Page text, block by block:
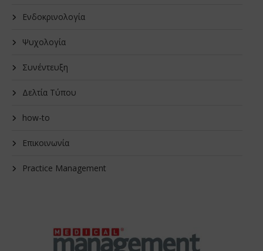
Ενδοκρινολογία
Ψυχολογία
Συνέντευξη
Δελτία Τύπου
how-to
Επικοινωνία
Practice Management